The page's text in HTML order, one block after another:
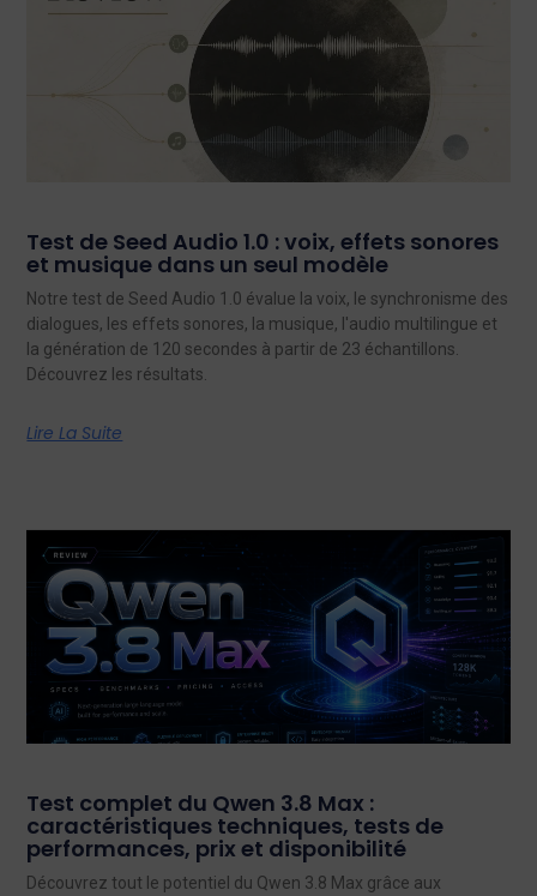
Test de Seed Audio 1.0 : voix, effets sonores
et musique dans un seul modèle
Notre test de Seed Audio 1.0 évalue la voix, le synchronisme des
dialogues, les effets sonores, la musique, l'audio multilingue et
la génération de 120 secondes à partir de 23 échantillons.
Découvrez les résultats.
Lire La Suite
Test complet du Qwen 3.8 Max :
caractéristiques techniques, tests de
performances, prix et disponibilité
Découvrez tout le potentiel du Qwen 3.8 Max grâce aux